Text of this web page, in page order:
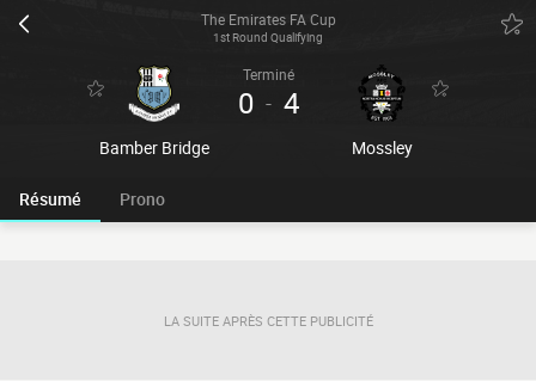
The Emirates FA Cup
1st Round Qualifying
Bamber Bridge
Terminé
0 - 4
Mossley
Résumé Prono
LA SUITE APRÈS CETTE PUBLICITÉ